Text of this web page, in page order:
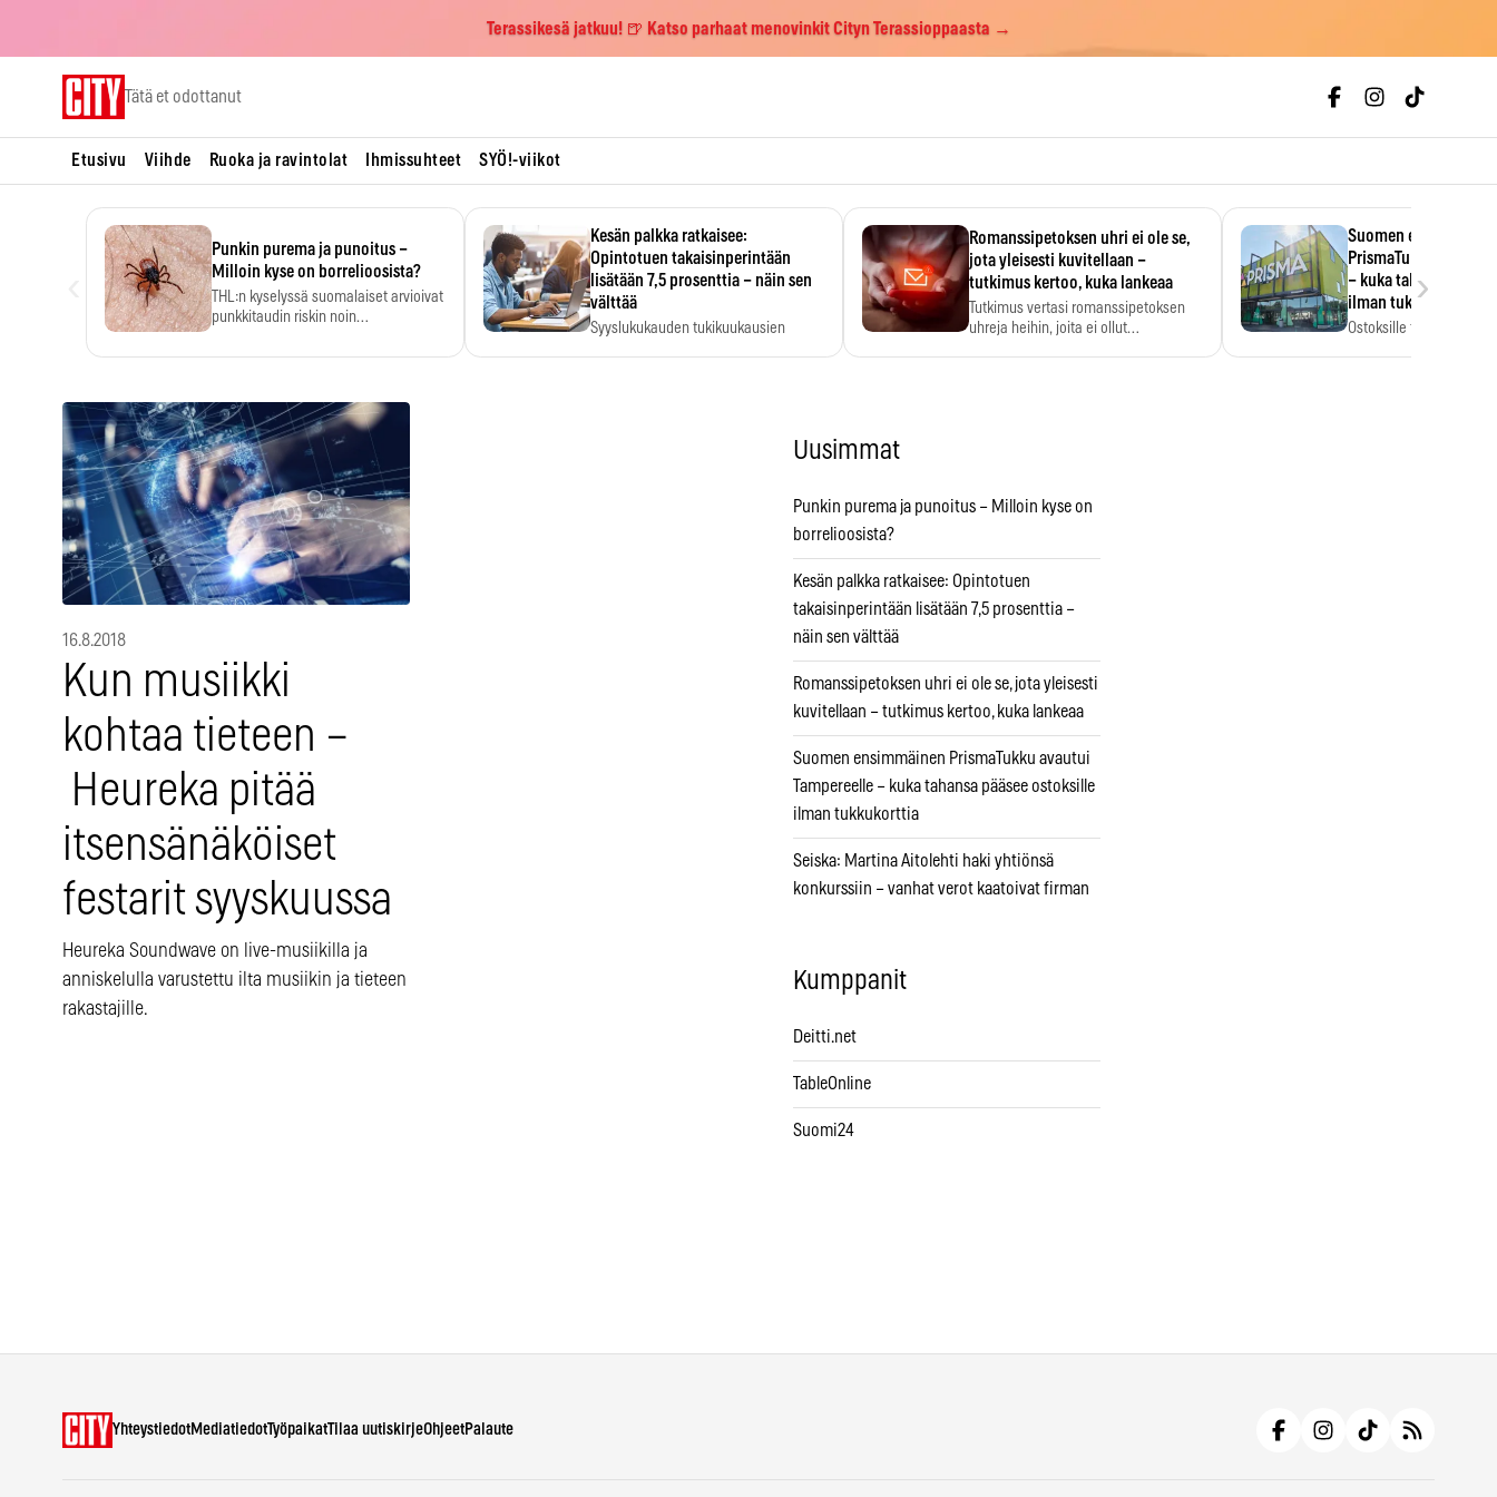
Terassikesä jatkuu! 🍺 Katso parhaat menovinkit Cityn Terassioppaasta →
Tätä et odottanut
Etusivu Viihde Ruoka ja ravintolat Ihmissuhteet SYÖ!-viikot
Punkin purema ja punoitus –
Milloin kyse on borrelioosista?
THL:n kyselyssä suomalaiset arvioivat
punkkitaudin riskin noin
Kesän palkka ratkaisee:
Opintotuen takaisinperintään
lisätään 7,5 prosenttia – näin sen
välttää
Syyslukukauden tukikuukausien
Romanssipetoksen uhri ei ole se,
jota yleisesti kuvitellaan –
tutkimus kertoo, kuka lankeaa
Tutkimus vertasi romanssipetoksen
uhreja heihin, joita ei ollut…
Suomen
PrismaTukku avautui
– kuka tahansa
ilman tukkukorttia
Ostoksille tarvitse
›
16.8.2018
Kun musiikki
kohtaa tieteen –
Heureka pitää
itsensänäköiset
festarit syyskuussa
Heureka Soundwave on live-musiikilla ja
anniskelulla varustettu ilta musiikin ja tieteen
rakastajille.
Uusimmat
Punkin purema ja punoitus – Milloin kyse on
borrelioosista?
Kesän palkka ratkaisee: Opintotuen
takaisinperintään lisätään 7,5 prosenttia –
näin sen välttää
Romanssipetoksen uhri ei ole se, jota yleisesti
kuvitellaan – tutkimus kertoo, kuka lankeaa
Suomen ensimmäinen PrismaTukku avautui
Tampereelle – kuka tahansa pääsee ostoksille
ilman tukkukorttia
Seiska: Martina Aitolehti haki yhtiönsä
konkurssiin – vanhat verot kaatoivat firman
Kumppanit
Deitti.net
TableOnline
Suomi24
YhteystiedotMediatiedotTyöpaikatTilaa uutiskirjeOhjeetPalaute